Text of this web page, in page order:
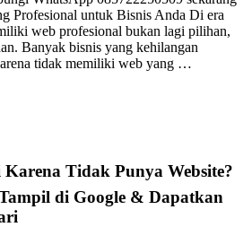
Profesional untuk Bisnis Anda Di era
web profesional bukan lagi pilihan,
Banyak bisnis yang kehilangan
tidak memiliki web yang …
Tidak Punya Website?
di Google & Dapatkan